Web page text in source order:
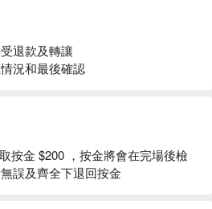
退款及轉讓
況和最後確認
按金 $200 ，按金將會在完場後檢
誤及齊全下退回按金